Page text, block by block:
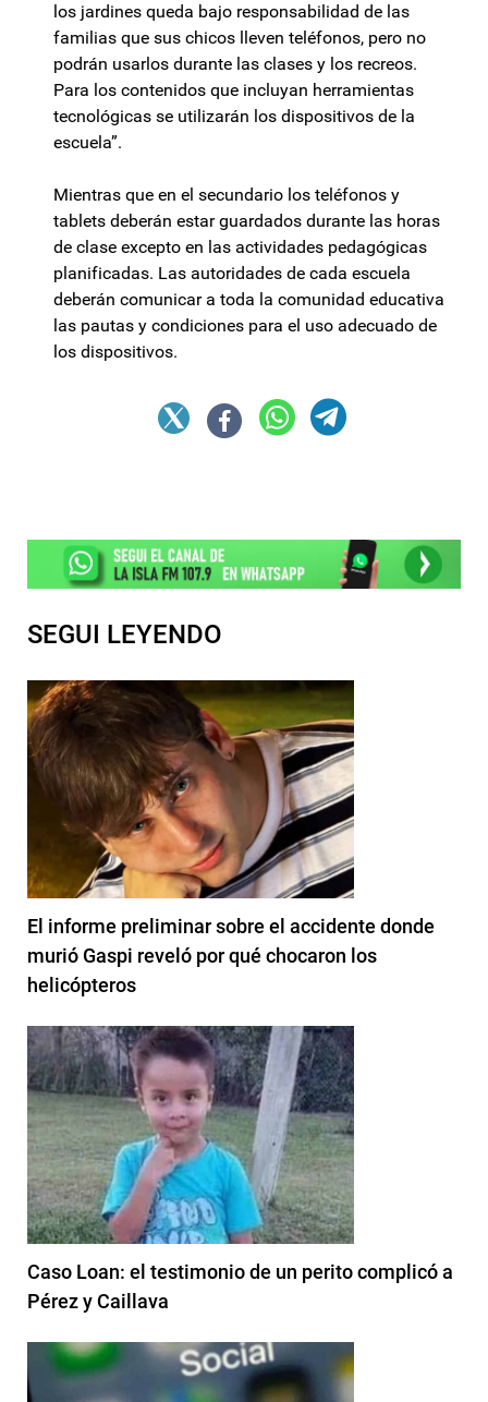
los jardines queda bajo responsabilidad de las
familias que sus chicos lleven teléfonos, pero no
podrán usarlos durante las clases y los recreos.
Para los contenidos que incluyan herramientas
tecnológicas se utilizarán los dispositivos de la
escuela”.
Mientras que en el secundario los teléfonos y
tablets deberán estar guardados durante las horas
de clase excepto en las actividades pedagógicas
planificadas. Las autoridades de cada escuela
deberán comunicar a toda la comunidad educativa
las pautas y condiciones para el uso adecuado de
los dispositivos.
SEGUI LEYENDO
El informe preliminar sobre el accidente donde
murió Gaspi reveló por qué chocaron los
helicópteros
Caso Loan: el testimonio de un perito complicó a
Pérez y Caillava